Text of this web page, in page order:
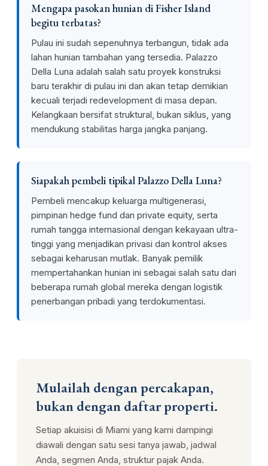
Mengapa pasokan hunian di Fisher Island
begitu terbatas?
Pulau ini sudah sepenuhnya terbangun, tidak ada
lahan hunian tambahan yang tersedia. Palazzo
Della Luna adalah salah satu proyek konstruksi
baru terakhir di pulau ini dan akan tetap demikian
kecuali terjadi redevelopment di masa depan.
Kelangkaan bersifat struktural, bukan siklus, yang
mendukung stabilitas harga jangka panjang.
Siapakah pembeli tipikal Palazzo Della Luna?
Pembeli mencakup keluarga multigenerasi,
pimpinan hedge fund dan private equity, serta
rumah tangga internasional dengan kekayaan ultra-
tinggi yang menjadikan privasi dan kontrol akses
sebagai keharusan mutlak. Banyak pemilik
mempertahankan hunian ini sebagai salah satu dari
beberapa rumah global mereka dengan logistik
penerbangan pribadi yang terdokumentasi.
Mulailah dengan percakapan,
bukan dengan daftar properti.
Setiap akuisisi di Miami yang kami dampingi
diawali dengan satu sesi tanya jawab, jadwal
Anda, segmen Anda, struktur pajak Anda.